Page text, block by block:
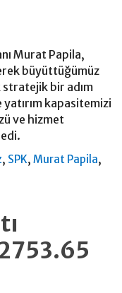
Murat Papila,
büyüttüğümüz
bir adım
kapasitemizi
ve hizmet
, SPK,Murat Papila,